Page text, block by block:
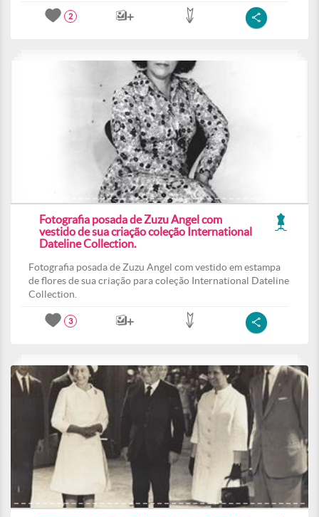
2
Fotografia posada de Zuzu Angel com
vestido de sua criação coleção International
Dateline Collection.
Fotografia posada de Zuzu Angel com vestido em estampa
de flores de sua criação para coleção International Dateline
Collection.
3